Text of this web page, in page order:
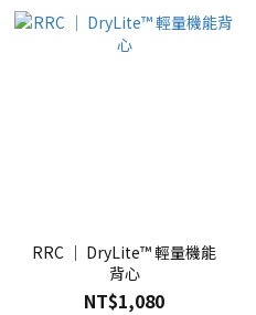
RRC ｜ DryLite™ 輕量機能
背心
NT$1,080